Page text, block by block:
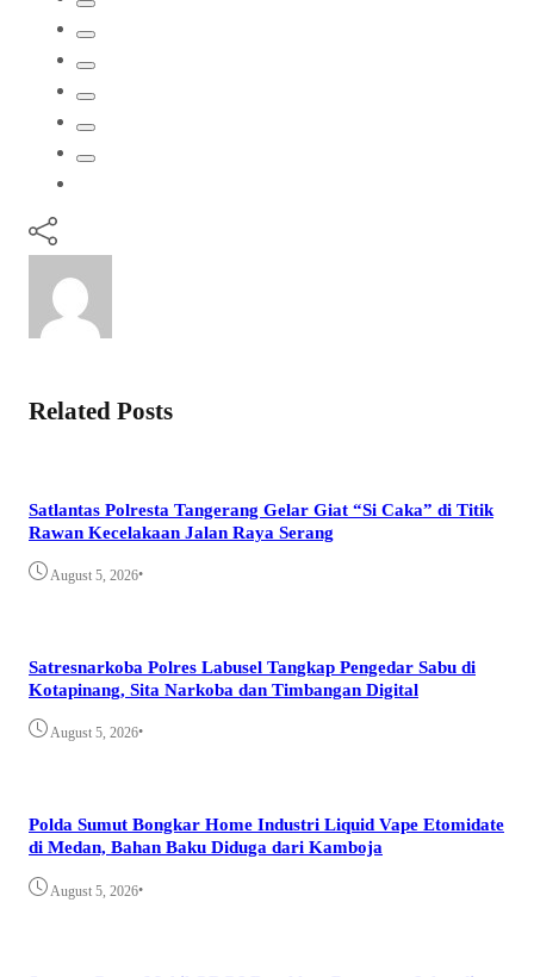
Related Posts
Satlantas Polresta Tangerang Gelar Giat “Si Caka” di Titik
Rawan Kecelakaan Jalan Raya Serang
August 5, 2026•
Satresnarkoba Polres Labusel Tangkap Pengedar Sabu di
Kotapinang, Sita Narkoba dan Timbangan Digital
August 5, 2026•
Polda Sumut Bongkar Home Industri Liquid Vape Etomidate
di Medan, Bahan Baku Diduga dari Kamboja
August 5, 2026•